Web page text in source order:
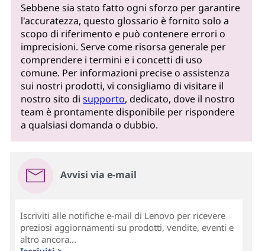
Sebbene sia stato fatto ogni sforzo per garantire
l'accuratezza, questo glossario è fornito solo a
scopo di riferimento e può contenere errori o
imprecisioni. Serve come risorsa generale per
comprendere i termini e i concetti di uso
comune. Per informazioni precise o assistenza
sui nostri prodotti, vi consigliamo di visitare il
nostro sito disupporto, dedicato, dove il nostro
team è prontamente disponibile per rispondere
a qualsiasi domanda o dubbio.
Avvisi via e-mail
Iscriviti alle notifiche e-mail di Lenovo per ricevere
preziosi aggiornamenti su prodotti, vendite, eventi e
altro ancora...